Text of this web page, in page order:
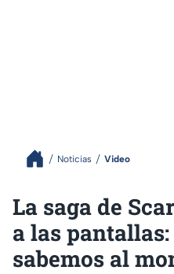
Noticias Video
La saga de
a las
sabemos al